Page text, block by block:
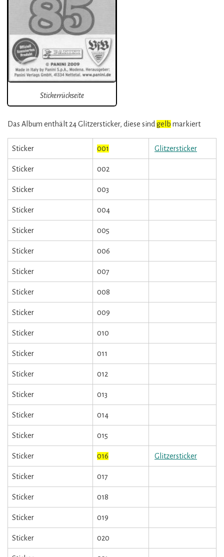
Stickerrückseite
Das Album enthält 24 Glitzersticker, diese sind gelb markiert
Sticker 001 Glitzersticker
Sticker 002
Sticker 003
Sticker 004
Sticker 005
Sticker 006
Sticker 007
Sticker 008
Sticker 009
Sticker 010
Sticker 011
Sticker 012
Sticker 013
Sticker 014
Sticker 015
Sticker 016 Glitzersticker
Sticker 017
Sticker 018
Sticker 019
Sticker 020